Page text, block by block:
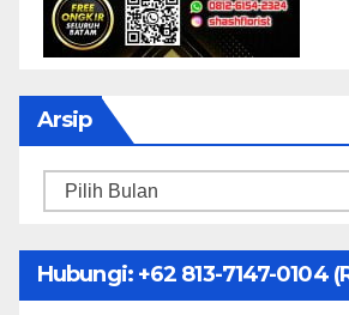
Arsip
Arsip
Hubungi: ‪+62 813-7147-0104‬